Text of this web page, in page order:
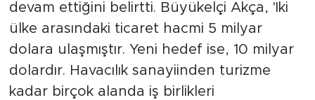
devam ettiğini belirtti. Büyükelçi Akça, 'İki
ülke arasındaki ticaret hacmi 5 milyar
dolara ulaşmıştır. Yeni hedef ise, 10 milyar
dolardır. Havacılık sanayiinden turizme
kadar birçok alanda iş birlikleri